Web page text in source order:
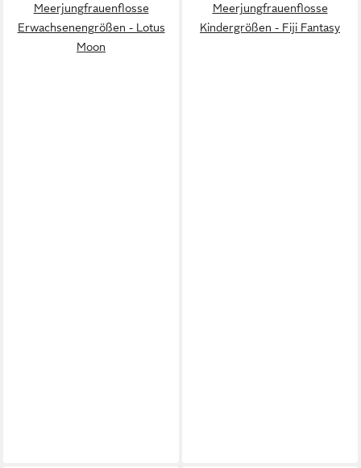
Meerjungfrauenflosse
Erwachsenengrößen - Lotus
Moon
Meerjungfrauenflosse
Kindergrößen - Fiji Fantasy